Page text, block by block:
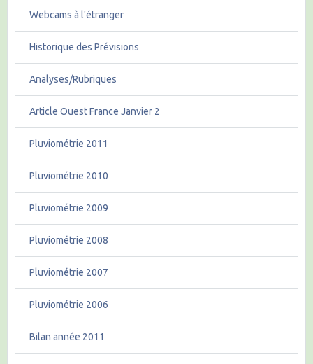
Webcams à l'étranger
Historique des Prévisions
Analyses/Rubriques
Article Ouest France Janvier 2
Pluviométrie 2011
Pluviométrie 2010
Pluviométrie 2009
Pluviométrie 2008
Pluviométrie 2007
Pluviométrie 2006
Bilan année 2011